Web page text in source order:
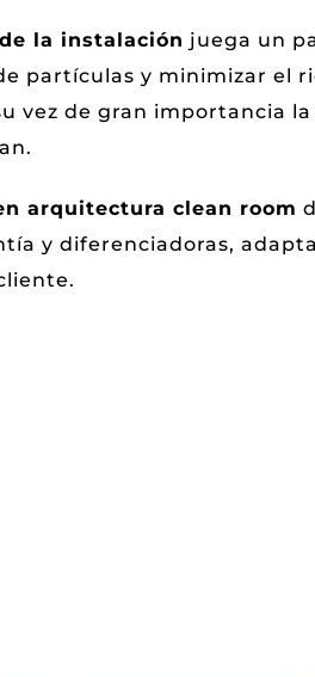
la instalación juega un
partículas y minimizar el
vez de gran importancia la
arquitectura clean room
y diferenciadoras,